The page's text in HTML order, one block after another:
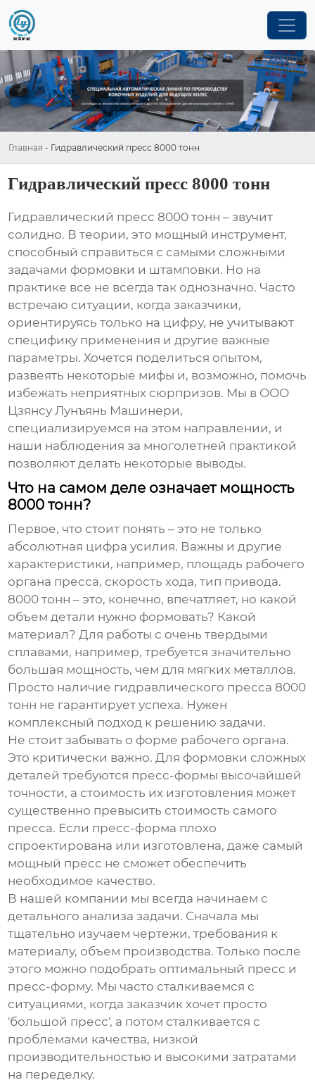
Главная - Гидравлический пресс 8000 тонн
Гидравлический пресс 8000 тонн
Гидравлический пресс 8000 тонн – звучит
солидно. В теории, это мощный инструмент,
способный справиться с самыми сложными
задачами формовки и штамповки. Но на
практике все не всегда так однозначно. Часто
встречаю ситуации, когда заказчики,
ориентируясь только на цифру, не учитывают
специфику применения и другие важные
параметры. Хочется поделиться опытом,
развеять некоторые мифы и, возможно, помочь
избежать неприятных сюрпризов. Мы в ООО
Цзянсу Лунъянь Машинери,
специализируемся на этом направлении, и
наши наблюдения за многолетней практикой
позволяют делать некоторые выводы.
Что на самом деле означает мощность
8000 тонн?
Первое, что стоит понять – это не только
абсолютная цифра усилия. Важны и другие
характеристики, например, площадь рабочего
органа пресса, скорость хода, тип привода.
8000 тонн – это, конечно, впечатляет, но какой
объем детали нужно формовать? Какой
материал? Для работы с очень твердыми
сплавами, например, требуется значительно
большая мощность, чем для мягких металлов.
Просто наличие гидравлического пресса 8000
тонн не гарантирует успеха. Нужен
комплексный подход к решению задачи.
Не стоит забывать о форме рабочего органа.
Это критически важно. Для формовки сложных
деталей требуются пресс-формы высочайшей
точности, а стоимость их изготовления может
существенно превысить стоимость самого
пресса. Если пресс-форма плохо
спроектирована или изготовлена, даже самый
мощный пресс не сможет обеспечить
необходимое качество.
В нашей компании мы всегда начинаем с
детального анализа задачи. Сначала мы
тщательно изучаем чертежи, требования к
материалу, объем производства. Только после
этого можно подобрать оптимальный пресс и
пресс-форму. Мы часто сталкиваемся с
ситуациями, когда заказчик хочет просто
'большой пресс', а потом сталкивается с
проблемами качества, низкой
производительностью и высокими затратами
на переделку.